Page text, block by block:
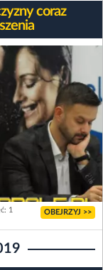
coraz
1 OBEJRZYJ >>